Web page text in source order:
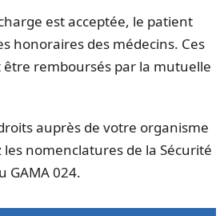
est acceptée, le patient
honoraires des médecins. Ces
remboursés par la mutuelle
auprès de votre organisme
nomenclatures de la Sécurité
GAMA 024.